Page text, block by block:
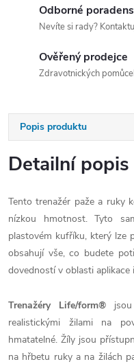
Odborné
Nevíte si rady?
Ověřený prodejce
Zdravotnických
Popis produktu
Detailní
Tento trenažér paže a ruky
nízkou hmotnost. Tyto
plastovém kufříku, který lze
obsahují vše, co budete
dovedností v oblasti aplikace
Trenažéry Life/form®jsou
realistickými žilami na
hmatatelné. Žíly jsou
na hřbetu ruky a na žilách